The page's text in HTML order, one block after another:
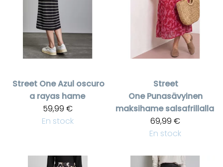
Street OneAzul oscuro
a rayas hame
59,99 €
En stock
Street
One Punasävyinen
maksihame salsafrillalla
69,99 €
En stock